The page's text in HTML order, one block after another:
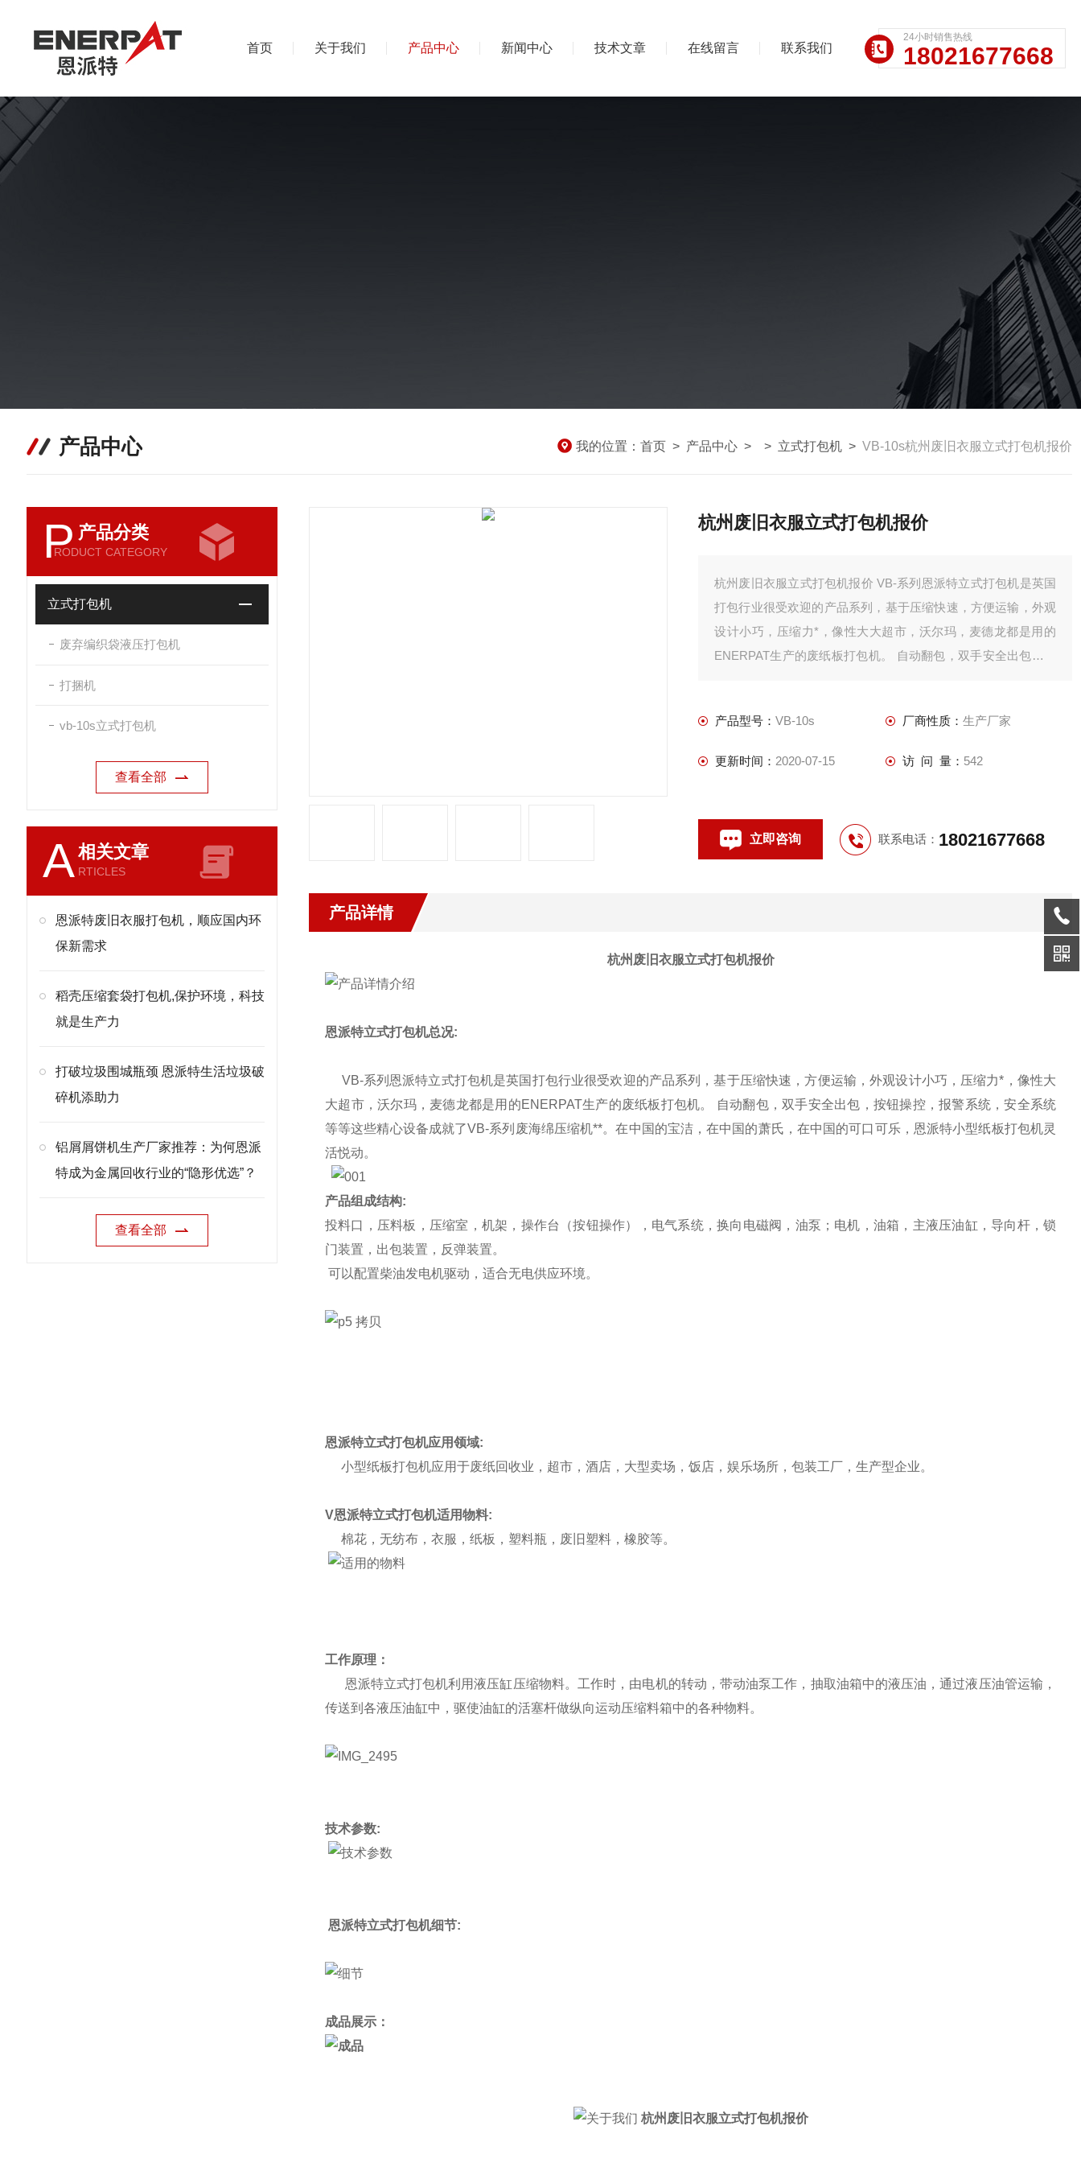
首页 关于我们 产品中心 新闻中心 技术文章 在线留言 联系我们
24小时销售热线
18021677668
产品中心 我的位置： 首页 > 产品中心 > > 立式打包机 > VB-10s杭州废旧衣服立式打包机报价
P 产品分类
RODUCT CATEGORY
立式打包机
废弃编织袋液压打包机
打捆机
vb-10s立式打包机
查看全部
A相关文章
RTICLES
恩派特废旧衣服打包机，顺应国内环
保新需求
稻壳压缩套袋打包机,保护环境，科技
就是生产力
打破垃圾围城瓶颈 恩派特生活垃圾破
碎机添助力
铝屑屑饼机生产厂家推荐：为何恩派
特成为金属回收行业的“隐形优选”？
查看全部
杭州废旧衣服立式打包机报价
杭州废旧衣服立式打包机报价 VB-系列恩派特立式打包机是英国
打包行业很受欢迎的产品系列，基于压缩快速，方便运输，外观
设计小巧，压缩力*，像性大大超市，沃尔玛，麦德龙都是用的
ENERPAT生产的废纸板打包机。 自动翻包，双手安全出包，按
产品型号： VB-10s 厂商性质： 生产厂家
更新时间： 2020-07-15 访 问 量： 542
立即咨询 联系电话： 18021677668
产品详情
杭州废旧衣服立式打包机报价
恩派特立式打包机总况:
VB-系列恩派特立式打包机是英国打包行业很受欢迎的产品系列，基于压缩快速，方便运输，外观设计小巧，压缩力*，像性大
大超市，沃尔玛，麦德龙都是用的ENERPAT生产的废纸板打包机。 自动翻包，双手安全出包，按钮操控，报警系统，安全系统
等等这些精心设备成就了VB-系列废海绵压缩机**。在中国的宝洁，在中国的萧氏，在中国的可口可乐，恩派特小型纸板打包机灵
活悦动。
产品组成结构:
投料口，压料板，压缩室，机架，操作台（按钮操作），电气系统，换向电磁阀，油泵；电机，油箱，主液压油缸，导向杆，锁
门装置，出包装置，反弹装置。
可以配置柴油发电机驱动，适合无电供应环境。
恩派特立式打包机应用领域:
小型纸板打包机应用于废纸回收业，超市，酒店，大型卖场，饭店，娱乐场所，包装工厂，生产型企业。
V恩派特立式打包机适用物料:
棉花，无纺布，衣服，纸板，塑料瓶，废旧塑料，橡胶等。
工作原理：
恩派特立式打包机利用液压缸压缩物料。工作时，由电机的转动，带动油泵工作，抽取油箱中的液压油，通过液压油管运输，
传送到各液压油缸中，驱使油缸的活塞杆做纵向运动压缩料箱中的各种物料。
技术参数:
恩派特立式打包机细节:
成品展示：
杭州废旧衣服立式打包机报价